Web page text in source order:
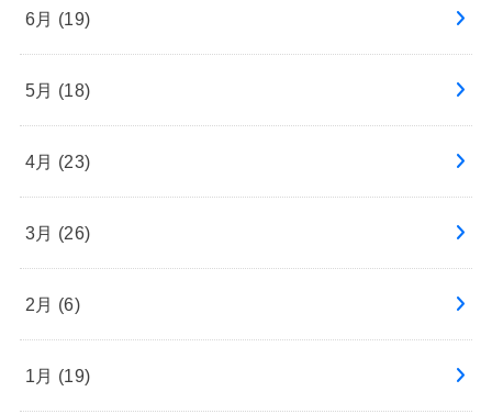
6月 (19)
5月 (18)
4月 (23)
3月 (26)
2月 (6)
1月 (19)